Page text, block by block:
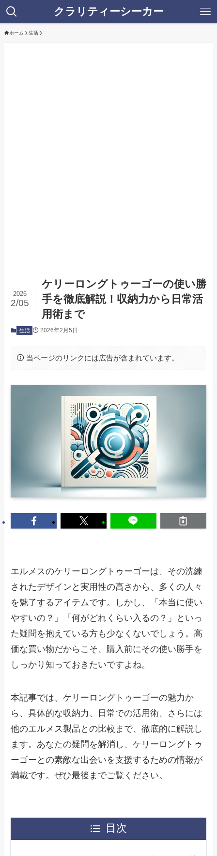
クラリティーシーカー
ホーム 生活
ケリーロングトゥーゴーの使い勝
手を徹底解説！収納力から日常活
用術まで
2026
2/05
生活 2026年2月5日
当ページのリンクには広告が含まれています。
エルメスのケリーロングトゥーゴーは、その洗練
されたデザインと実用性の高さから、多くの人々
を魅了するアイテムです。しかし、「本当に使い
やすいの？」「何がどれくらい入るの？」といっ
た疑問を抱えている方も少なくないでしょう。高
価な買い物だからこそ、購入前にその使い勝手を
しっかり知っておきたいですよね。
本記事では、ケリーロングトゥーゴーの魅力か
ら、具体的な収納力、日常での活用術、さらには
他のエルメス製品との比較まで、徹底的に解説し
ます。あなたの疑問を解消し、ケリーロングトゥ
ーゴーとの素敵な出会いを支援するための情報が
満載です。ぜひ最後までご覧ください。
目次